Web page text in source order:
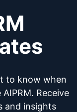
la
ventas,
cliente en
ChatGPT,
y muchos
la confianza
to know when
Receive
and insights